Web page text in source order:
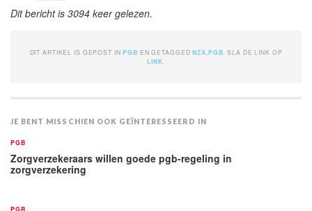
Dit bericht is 3094 keer gelezen.
DIT ARTIKEL IS GEPOST INPGB EN GETAGGEDNZA PGB . SLA DE LINK OP
LINK
JE BENT MISSCHIEN OOK GEÏNTERESSEERD IN
PGB
Zorgverzekeraars willen goede pgb-regeling in
zorgverzekering
PGB